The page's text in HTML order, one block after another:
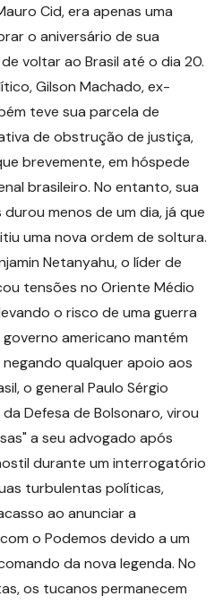
Cid, era apenas uma
o aniversário de sua
voltar ao Brasil até o dia 20.
Gilson Machado, ex-
teve sua parcela de
de obstrução de justiça,
brevemente, em hóspede
brasileiro. No entanto, sua
menos de um dia, já que
uma nova ordem de soltura.
Netanyahu, o líder de
tensões no Oriente Médio
o risco de uma guerra
americano mantém
qualquer apoio aos
o general Paulo Sérgio
Defesa de Bolsonaro, virou
a seu advogado após
durante um interrogatório
turbulentas políticas,
ao anunciar a
o Podemos devido a um
da nova legenda. No
os tucanos permanecem